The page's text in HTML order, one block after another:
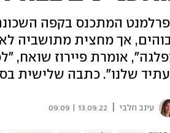
המתכנס בקפה
אך מחצית מתושביה לא
אומרת פיירוז שואח,
שלנו". כתבה שלישית
עינב חלבי 13.09.22 | 09:09